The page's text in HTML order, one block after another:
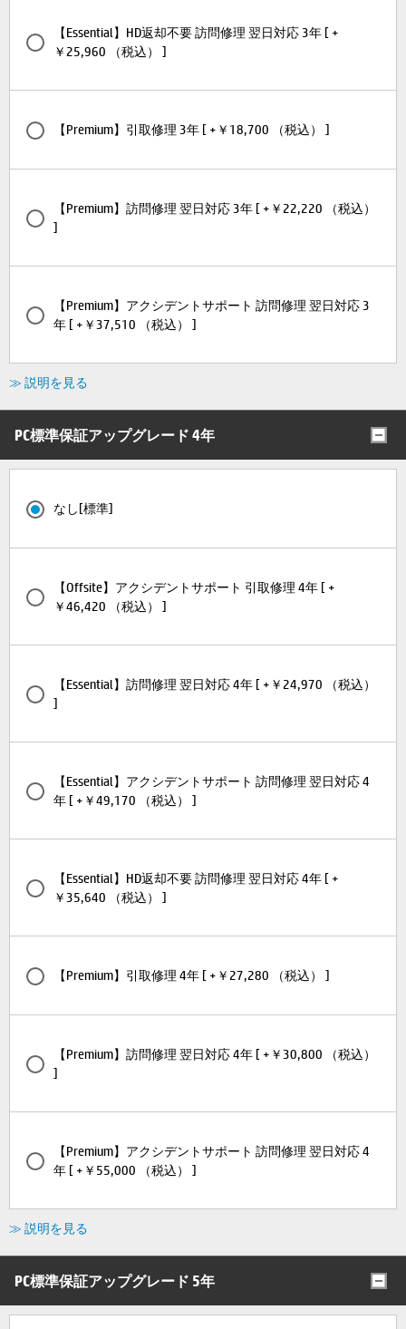
【Essential】HD返却不要 訪問修理 翌日対応 3年 [ +
￥25,960 （税込） ]
【Premium】引取修理 3年 [ +￥18,700 （税込） ]
【Premium】訪問修理 翌日対応 3年 [ +￥22,220 （税込）
]
【Premium】アクシデントサポート 訪問修理 翌日対応 3
年 [ +￥37,510 （税込） ]
≫ 説明を見る
PC標準保証アップグレード 4年
なし[標準]
【Offsite】アクシデントサポート 引取修理 4年 [ +
￥46,420 （税込） ]
【Essential】訪問修理 翌日対応 4年 [ +￥24,970 （税込）
]
【Essential】アクシデントサポート 訪問修理 翌日対応 4
年 [ +￥49,170 （税込） ]
【Essential】HD返却不要 訪問修理 翌日対応 4年 [ +
￥35,640 （税込） ]
【Premium】引取修理 4年 [ +￥27,280 （税込） ]
【Premium】訪問修理 翌日対応 4年 [ +￥30,800 （税込）
]
【Premium】アクシデントサポート 訪問修理 翌日対応 4
年 [ +￥55,000 （税込） ]
≫ 説明を見る
PC標準保証アップグレード 5年